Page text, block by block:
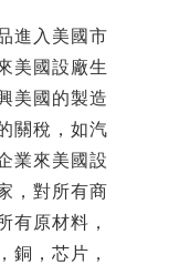
進入美國市
美國設廠生
美國的製造
關稅，如汽
業來美國設
，對所有商
有原材料，
銅，芯片，